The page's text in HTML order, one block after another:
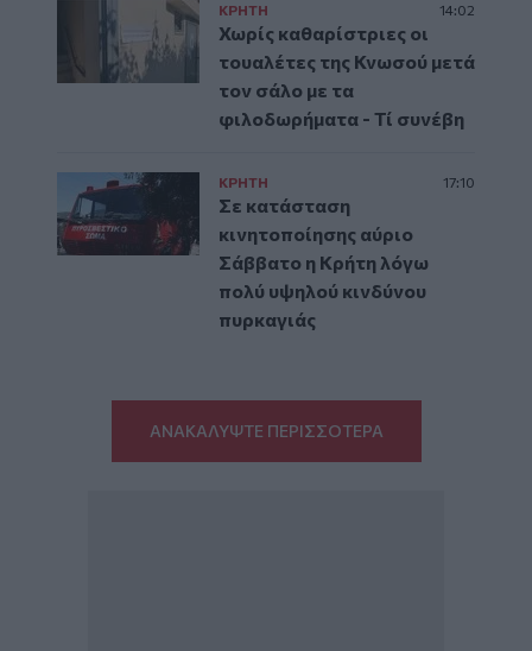
ΚΡΗΤΗ 14:02
Χωρίς καθαρίστριες οι
τουαλέτες της Κνωσού μετά
τον σάλο με τα
φιλοδωρήματα - Τί συνέβη
ΚΡΗΤΗ 17:10
Σε κατάσταση
κινητοποίησης αύριο
Σάββατο η Κρήτη λόγω
πολύ υψηλού κινδύνου
πυρκαγιάς
ΑΝΑΚΑΛΥΨΤΕ ΠΕΡΙΣΣΟΤΕΡΑ